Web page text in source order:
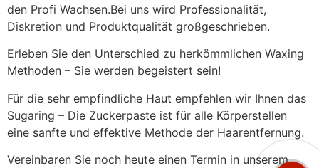
den Profi Wachsen.Bei uns wird Professionalität,
Diskretion und Produktqualität großgeschrieben.
Erleben Sie den Unterschied zu herkömmlichen Waxing
Methoden – Sie werden begeistert sein!
Für die sehr empfindliche Haut empfehlen wir Ihnen das
Sugaring – Die Zuckerpaste ist für alle Körperstellen
eine sanfte und effektive Methode der Haarentfernung.
Vereinbaren Sie noch heute einen Termin in unserem